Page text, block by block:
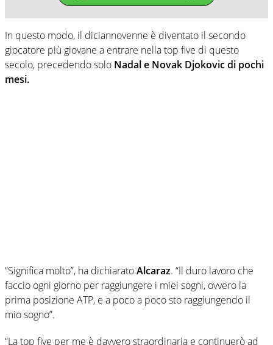
In questo modo, il diciannovenne è diventato il secondo
giocatore più giovane a entrare nella top five di questo
secolo, precedendo solo Nadal e Novak Djokovic di pochi
mesi.
“Significa molto”, ha dichiaratoAlcaraz. “Il duro lavoro che
faccio ogni giorno per raggiungere i miei sogni, ovvero la
prima posizione ATP, e a poco a poco sto raggiungendo il
mio sogno”.
“La top five per me è davvero straordinaria e continuerò ad